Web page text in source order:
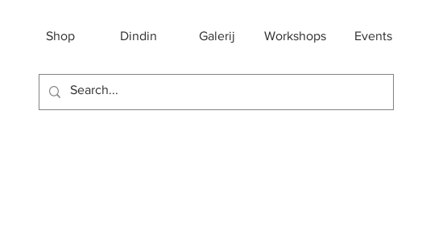
Shop Dindin Galerij Workshops Events